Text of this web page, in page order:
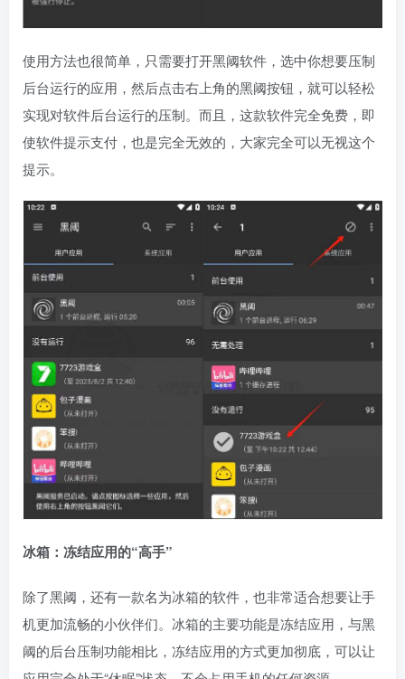
使用方法也很简单，只需要打开黑阈软件，选中你想要压制
后台运行的应用，然后点击右上角的黑阈按钮，就可以轻松
实现对软件后台运行的压制。而且，这款软件完全免费，即
使软件提示支付，也是完全无效的，大家完全可以无视这个
提示。
冰箱：冻结应用的“高手”
除了黑阈，还有一款名为冰箱的软件，也非常适合想要让手
机更加流畅的小伙伴们。冰箱的主要功能是冻结应用，与黑
阈的后台压制功能相比，冻结应用的方式更加彻底，可以让